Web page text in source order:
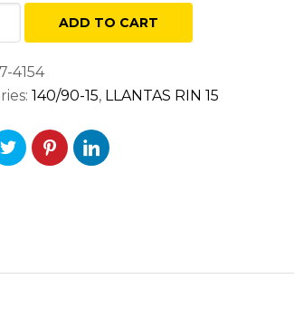
ADD TO CART
4154
140/90-15, LLANTAS RIN 15